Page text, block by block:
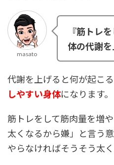
masato
『筋トレ
体の代謝を
代謝を上げると何が起こる
しやすい身体になります。
筋トレをして筋肉量を増
太くなるから嫌」と言う
やらなければそうそう太